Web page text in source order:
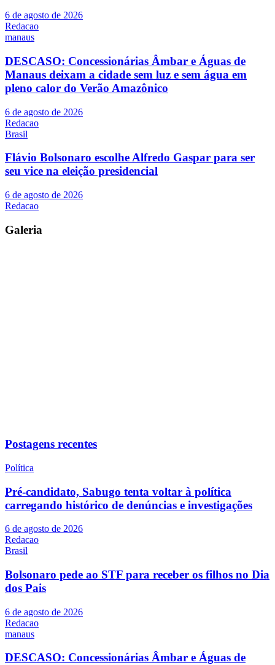
6 de agosto de 2026
Redacao
manaus
DESCASO: Concessionárias Âmbar e Águas de
Manaus deixam a cidade sem luz e sem água em
pleno calor do Verão Amazônico
6 de agosto de 2026
Redacao
Brasil
Flávio Bolsonaro escolhe Alfredo Gaspar para ser
seu vice na eleição presidencial
6 de agosto de 2026
Redacao
Galeria
Postagens recentes
Política
Pré-candidato, Sabugo tenta voltar à política
carregando histórico de denúncias e investigações
6 de agosto de 2026
Redacao
Brasil
Bolsonaro pede ao STF para receber os filhos no Dia
dos Pais
6 de agosto de 2026
Redacao
manaus
DESCASO: Concessionárias Âmbar e Águas de